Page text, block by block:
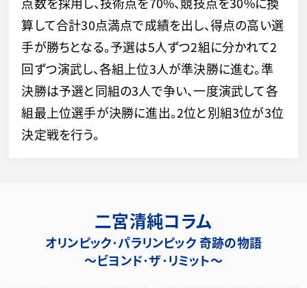
算して合計30点満点で成績を出し、得点の高い選
手が勝ちとなる。予選は5人ずつ2組に分かれて2
回ずつ演武し、各組上位3人が準決勝に進む。準
決勝は予選と同組の3人で争い、一度演武して各
組最上位選手が決勝に進出。2位と別組3位が3位
決定戦を行う。
二宮清純コラム
オリンピック･パラリンピック 奇跡の物語
～ビヨンド･ザ･リミット～